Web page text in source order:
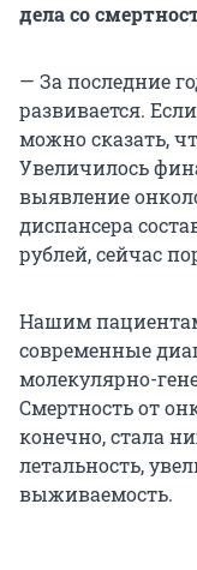
дела со
— За последние
развивается.
можно сказать,
Увеличилось
выявление
диспансера
рублей, сейчас
Нашим
современные
молекулярно-
Смертность от
конечно, стала
летальность,
выживаемость.